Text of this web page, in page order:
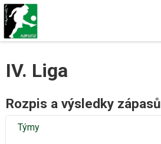
IV. Liga
Rozpis a výsledky zápasů
Týmy